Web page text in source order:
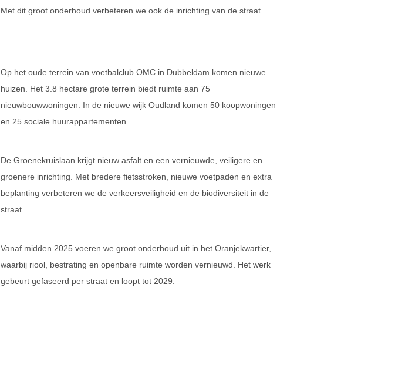
Met dit groot onderhoud verbeteren we ook de inrichting van de straat.
Op het oude terrein van voetbalclub OMC in Dubbeldam komen nieuwe
huizen. Het 3.8 hectare grote terrein biedt ruimte aan 75
nieuwbouwwoningen. In de nieuwe wijk Oudland komen 50 koopwoningen
en 25 sociale huurappartementen.
De Groenekruislaan krijgt nieuw asfalt en een vernieuwde, veiligere en
groenere inrichting. Met bredere fietsstroken, nieuwe voetpaden en extra
beplanting verbeteren we de verkeersveiligheid en de biodiversiteit in de
straat.
Vanaf midden 2025 voeren we groot onderhoud uit in het Oranjekwartier,
waarbij riool, bestrating en openbare ruimte worden vernieuwd. Het werk
gebeurt gefaseerd per straat en loopt tot 2029.